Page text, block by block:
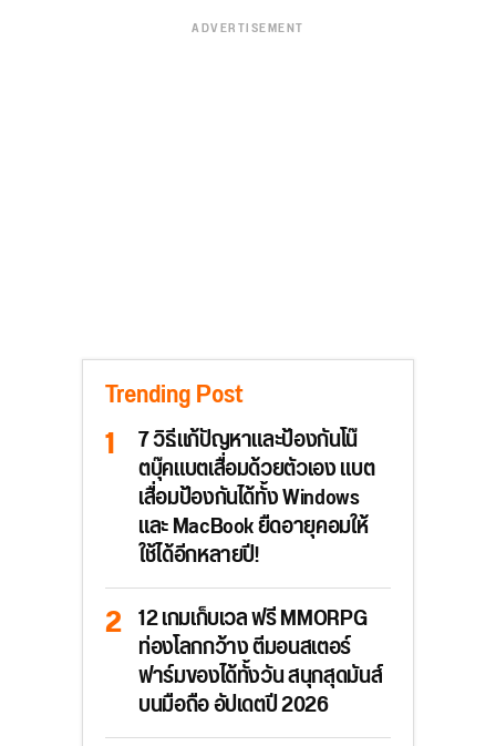
ADVERTISEMENT
Trending Post
7 วิธีแก้ปัญหาและป้องกันโน๊
ตบุ๊คแบตเสื่อมด้วยตัวเอง แบต
เสื่อมป้องกันได้ทั้ง Windows
และ MacBook ยืดอายุคอมให้
ใช้ได้อีกหลายปี!
12 เกมเก็บเวล ฟรี MMORPG
ท่องโลกกว้าง ตีมอนสเตอร์
ฟาร์มของได้ทั้งวัน สนุกสุดมันส์
บนมือถือ อัปเดตปี 2026